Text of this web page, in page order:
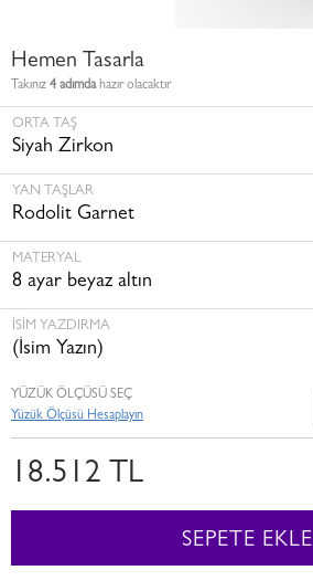
Hemen Tasarla
Takınız 4 adımdahazır olacaktır
ORTA TAŞ
Siyah Zirkon
YAN TAŞLAR
Rodolit Garnet
MATERYAL
8 ayar beyaz altın
İSİM YAZDIRMA
(İsim Yazın)
YÜZÜK ÖLÇÜSÜ SEÇ
Yüzük Ölçüsü Hesaplayın
18.512 TL
SEPETE EKLE